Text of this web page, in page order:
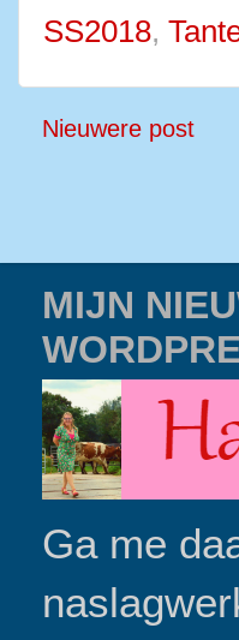
SS2018,
Nieuwere post
MIJN
Ga me